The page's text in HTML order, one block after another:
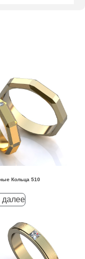
Кольца 510
далее